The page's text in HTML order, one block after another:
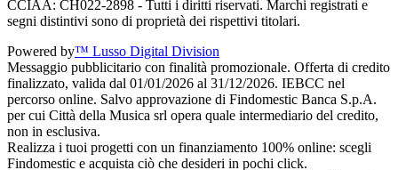
CCIAA: CH022-2898 - Tutti i diritti riservati. Marchi registrati e
segni distintivi sono di proprietà dei rispettivi titolari.
Powered by™ Lusso Digital Division
Messaggio pubblicitario con finalità promozionale. Offerta di credito
finalizzato, valida dal 01/01/2026 al 31/12/2026. IEBCC nel
percorso online. Salvo approvazione di Findomestic Banca S.p.A.
per cui Città della Musica srl opera quale intermediario del credito,
non in esclusiva.
Realizza i tuoi progetti con un finanziamento 100% online: scegli
Findomestic e acquista ciò che desideri in pochi click.